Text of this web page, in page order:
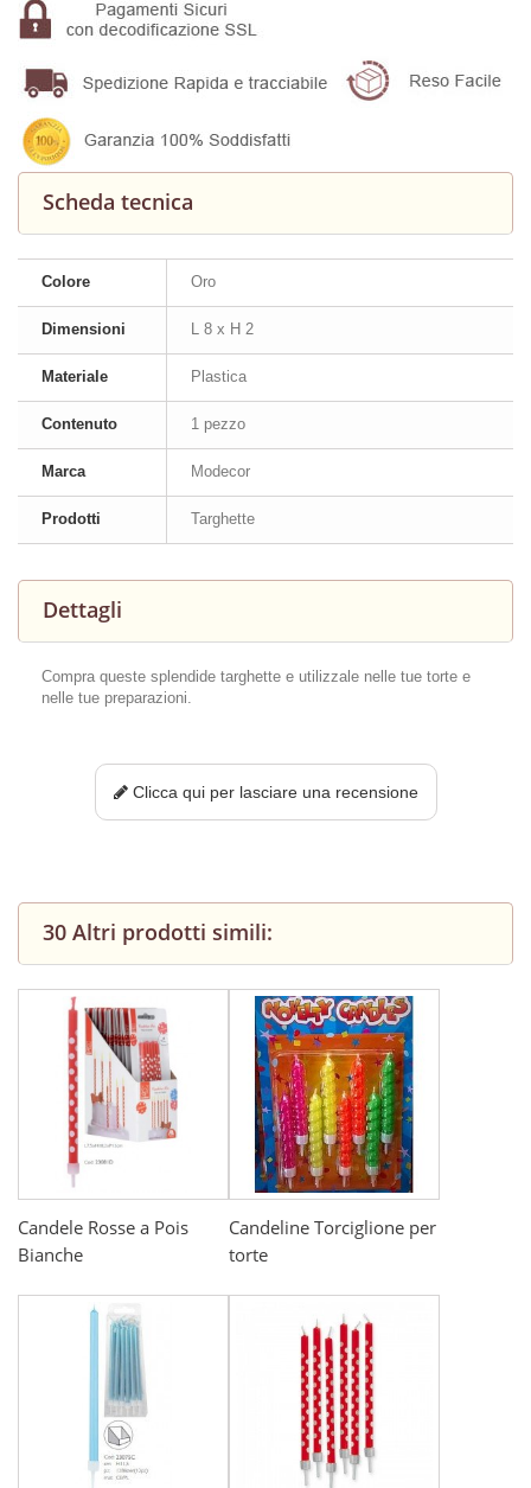
Scheda tecnica
Colore Oro
Dimensioni L 8 x H 2
Materiale Plastica
Contenuto 1 pezzo
Marca Modecor
Prodotti Targhette
Dettagli
Compra queste splendide targhette e utilizzale nelle tue torte e
nelle tue preparazioni.
Clicca qui per lasciare una recensione
30 Altri prodotti simili:
Candele Rosse a Pois
Bianche
Candeline Torciglione per
torte